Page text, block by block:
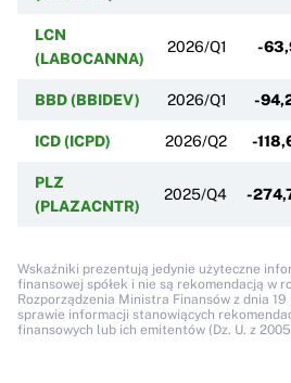
LCN
(LABOCANNA)
2026/Q1 -
BBD (BBIDEV) 2026/Q1 -
ICD (ICPD) 2026/Q2 -
PLZ
(PLAZACNTR)
2025/Q4 -
Wskaźniki prezentują jedynie użyteczne
finansowej spółek i nie są rekomendacją w
Rozporządzenia Ministra Finansów z dnia
sprawie informacji stanowiących
finansowych lub ich emitentów (Dz. U. z 2005